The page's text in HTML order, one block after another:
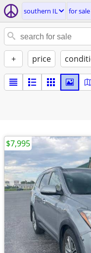
southern IL for sale
+ price
$7,995